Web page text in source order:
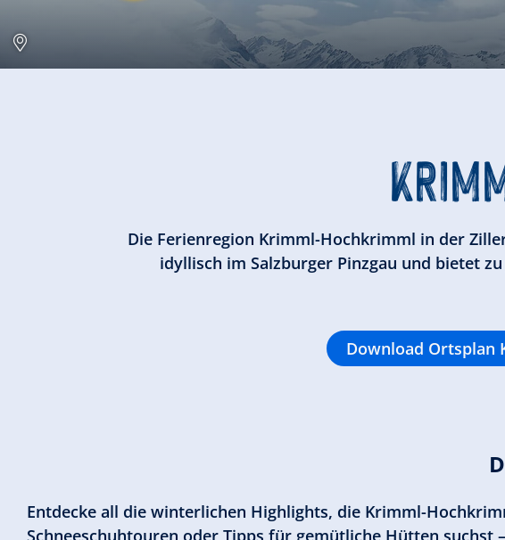
Die Ferienregion Krimml-Hochkrimml in der
idyllisch im Salzburger Pinzgau und bietet
Download Ortsplan
Entdecke all die winterlichen Highlights, die Krimml-
Schneeschuhtouren oder Tipps für gemütliche Hütten suchst